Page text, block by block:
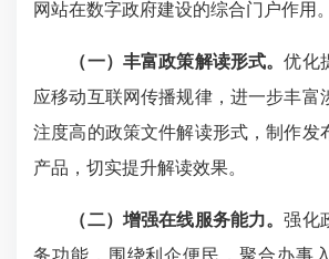
网站在数字政府建设的综合门户作用。
（一）丰富政策解读形式。优化
应移动互联网传播规律，进一步丰富
注度高的政策文件解读形式，制作发
产品，切实提升解读效果。
（二）增强在线服务能力。强化
务功能，围绕利企便民，聚合办事